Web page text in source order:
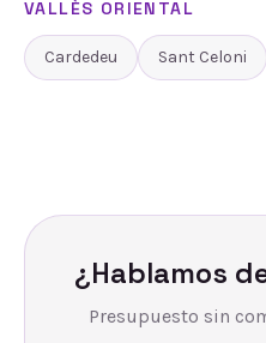
VALLÈS ORIENTAL
Cardedeu Sant Celoni
¿Hablamos
Presupuesto sin